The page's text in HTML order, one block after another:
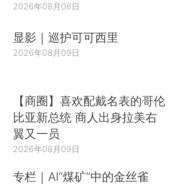
2026年08月08日
显影｜巡护可可西里
2026年08月09日
【商圈】喜欢配戴名表的哥伦
比亚新总统 商人出身拉美右
翼又一员
2026年08月09日
专栏｜AI“煤矿”中的金丝雀